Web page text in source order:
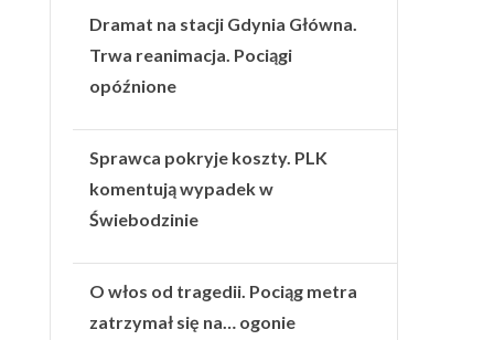
Dramat na stacji Gdynia Główna.
Trwa reanimacja. Pociągi
opóźnione
Sprawca pokryje koszty. PLK
komentują wypadek w
Świebodzinie
O włos od tragedii. Pociąg metra
zatrzymał się na… ogonie